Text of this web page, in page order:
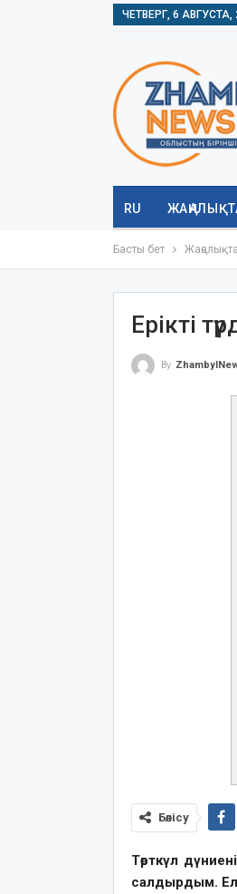
ЧЕТВЕРГ, 6 АВГУСТА,
RU
Басты бет
Ерікті
By
Бөлісу
Төрткүл
салдырдым.